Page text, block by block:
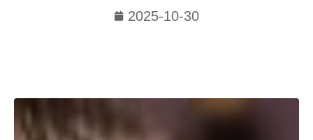
2025-10-30